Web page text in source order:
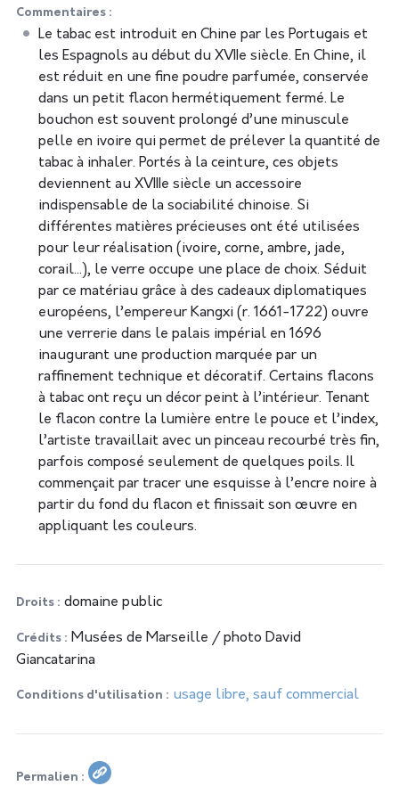
Commentaires
Le tabac est introduit en Chine par les Portugais et
les Espagnols au début du XVIIe siècle. En Chine, il
est réduit en une fine poudre parfumée, conservée
dans un petit flacon hermétiquement fermé. Le
bouchon est souvent prolongé d’une minuscule
pelle en ivoire qui permet de prélever la quantité de
tabac à inhaler. Portés à la ceinture, ces objets
deviennent au XVIIIe siècle un accessoire
indispensable de la sociabilité chinoise. Si
différentes matières précieuses ont été utilisées
pour leur réalisation (ivoire, corne, ambre, jade,
corail...), le verre occupe une place de choix. Séduit
par ce matériau grâce à des cadeaux diplomatiques
européens, l’empereur Kangxi (r. 1661-1722) ouvre
une verrerie dans le palais impérial en 1696
inaugurant une production marquée par un
raffinement technique et décoratif. Certains flacons
à tabac ont reçu un décor peint à l’intérieur. Tenant
le flacon contre la lumière entre le pouce et l’index,
l’artiste travaillait avec un pinceau recourbé très fin,
parfois composé seulement de quelques poils. Il
commençait par tracer une esquisse à l’encre noire à
partir du fond du flacon et finissait son œuvre en
appliquant les couleurs.
Droits domaine public
Crédits
Musées de Marseille / photo David
Giancatarina
Conditions d'utilisation usage libre, sauf commercial
Permalien